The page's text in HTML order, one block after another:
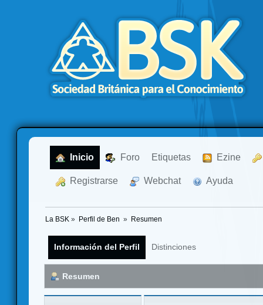
Inicio Foro Etiquetas Ezine
Registrarse Webchat Ayuda
La BSK » Perfil de Ben » Resumen
Información del Perfil Distinciones
Resumen